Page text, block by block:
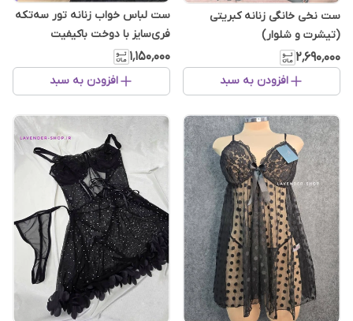
ست نخی خانگی زنانه کبریتی
(تیشرت و شلوار)
۲٬۶۹۰٬۰۰۰
افزودن به سبد
ست لباس خواب زنانه تور سه‌تکه
فری‌سایز با دوخت باکیفیت
۱٬۱۵۰٬۰۰۰
افزودن به سبد